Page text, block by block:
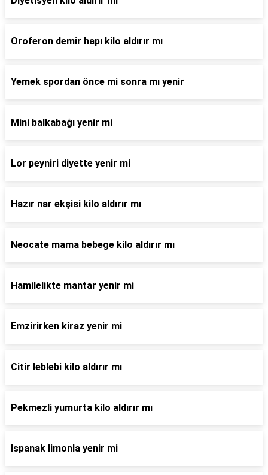
Oroferon demir hapı kilo aldırır mı
Yemek spordan önce mi sonra mı yenir
Mini balkabağı yenir mi
Lor peyniri diyette yenir mi
Hazır nar ekşisi kilo aldırır mı
Neocate mama bebege kilo aldırır mı
Hamilelikte mantar yenir mi
Emzirirken kiraz yenir mi
Citir leblebi kilo aldırır mı
Pekmezli yumurta kilo aldırır mı
Ispanak limonla yenir mi